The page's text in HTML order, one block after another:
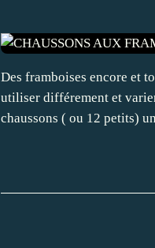
Des framboises encore et
utiliser différement et
chaussons ( ou 12 petits)